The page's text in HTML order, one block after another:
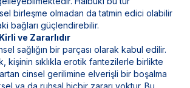
birleşme olmadan da tatmin edici olabilir
bağları güçlendirebilir.
ve Zararlıdır
sağlığın bir parçası olarak kabul edilir.
kişinin sıklıkla erotik fantezilerle birlikte
cinsel gerilimine elverişli bir boşalma
ya da ruhsal hiçbir zararı yoktur. Bu